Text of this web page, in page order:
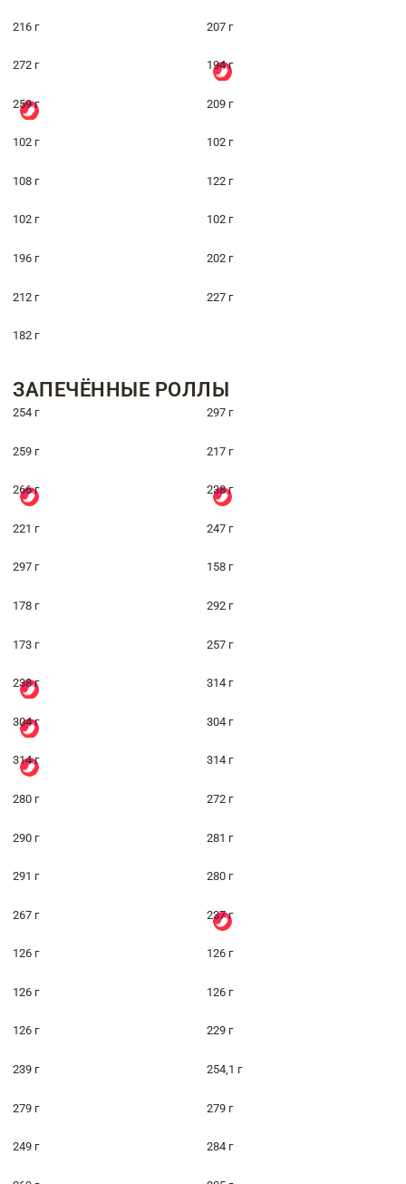
216 г 207 г
272 г 194 г
259 г 209 г
102 г 102 г
108 г 122 г
102 г 102 г
196 г 202 г
212 г 227 г
182 г
ЗАПЕЧЁННЫЕ РОЛЛЫ
254 г 297 г
259 г 217 г
266 г 238 г
221 г 247 г
297 г 158 г
178 г 292 г
173 г 257 г
238 г 314 г
304 г 304 г
314 г 314 г
280 г 272 г
290 г 281 г
291 г 280 г
267 г 237 г
126 г 126 г
126 г 126 г
126 г 229 г
239 г 254,1 г
279 г 279 г
249 г 284 г